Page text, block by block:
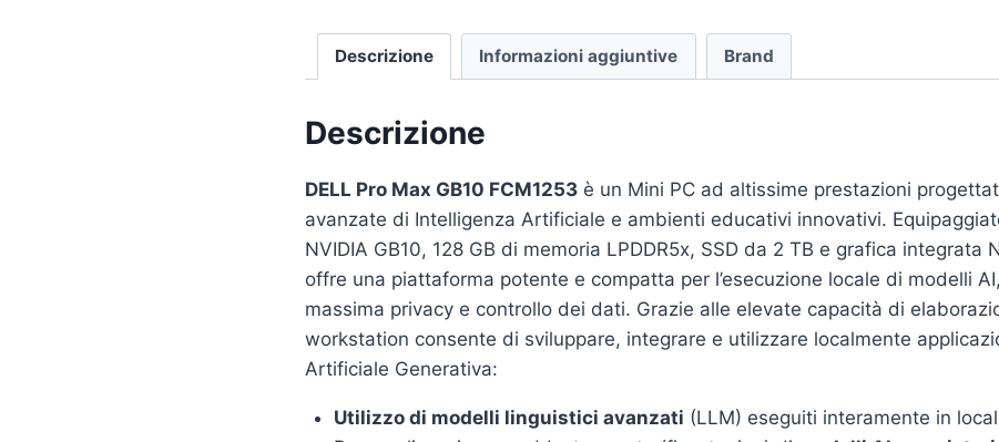
Descrizione Informazioni aggiuntive Brand
Descrizione
DELL Pro Max GB10 FCM1253 è un Mini PC ad altissime prestazioni
avanzate di Intelligenza Artificiale e ambienti educativi innovativi.
NVIDIA GB10, 128 GB di memoria LPDDR5x, SSD da 2 TB e grafica integrata
offre una piattaforma potente e compatta per l’esecuzione locale di modelli
massima privacy e controllo dei dati. Grazie alle elevate capacità di
workstation consente di sviluppare, integrare e utilizzare localmente
Artificiale Generativa:
Utilizzo di modelli linguistici avanzati (LLM) eseguiti interamente in